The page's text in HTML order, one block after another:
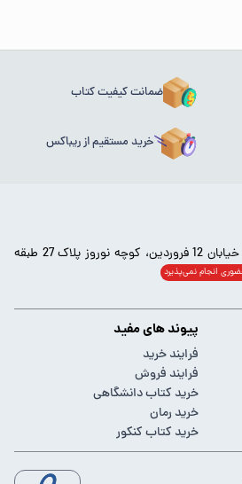
ضمانت کیفیت کتاب
خرید مستقیم از ریباکس
آدرس: تهران، میدان انقلاب، خیابان 12 فروردین، کوچه نوروز پلاک 27 طبقه
انجام‌ نمی‌پذیرد
پیوند های مفید
فرایند خرید
فرایند فروش
خرید کتاب دانشگاهی
خرید رمان
خرید کتاب کنکور